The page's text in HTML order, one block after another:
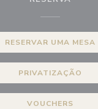
RESERVAR UMA MESA
PRIVATIZAÇÃO
VOUCHERS